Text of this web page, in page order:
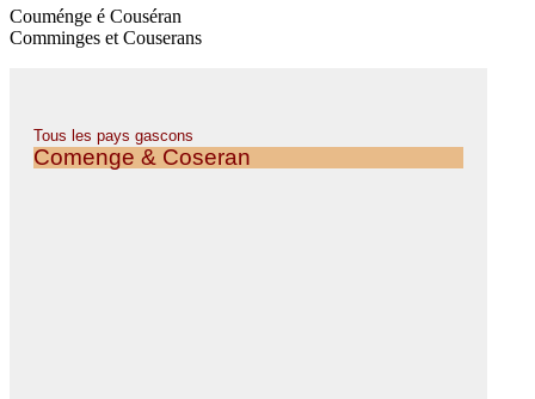
Couménge é Couséran
Comminges et Couserans